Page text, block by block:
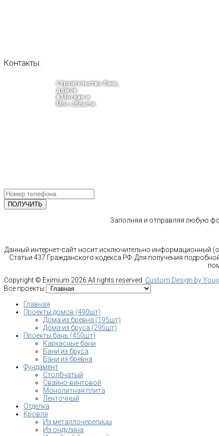
Контакты:
Строительство бань,
домов
в Москве и
Мос.области
Заполняя и отправляя любую
Данный интернет-сайт носит исключительно информационный
Статьи 437 Гражданского кодекса РФ. Для получения
Copyright © Eximium 2026 All rights reserved. Custom Design by
Все проекты
Главная
Проекты домов (490шт)
Дома из бревна (195шт)
Дома из бруса (295шт)
Проекты бань (450шт)
Каркасные бани
Бани из бруса
Бани из бревна
Фундамент
Столбчатый
Свайно-винтовой
Монолитная плита
Ленточный
Отделка
Кровля
Из металлочерепицы
Из ондулина